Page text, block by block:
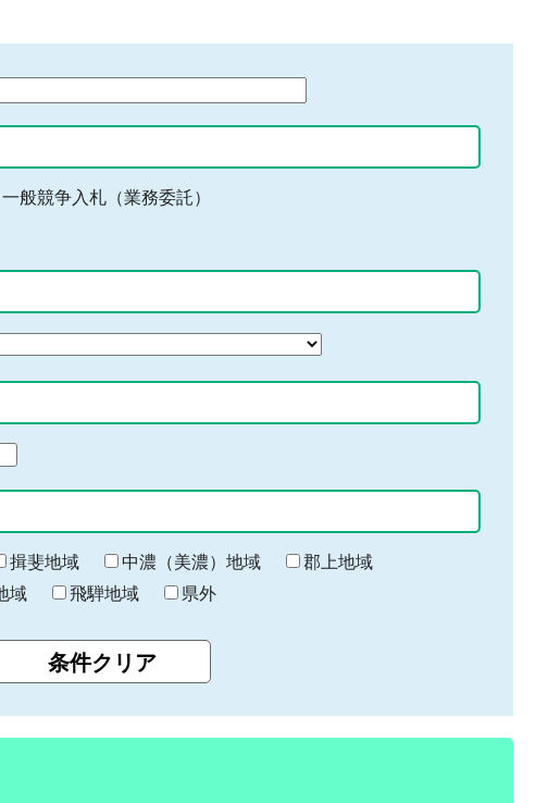
一般競争入札（業務委託）
揖斐地域 中濃（美濃）地域
郡上地域
域 飛騨地域 県外